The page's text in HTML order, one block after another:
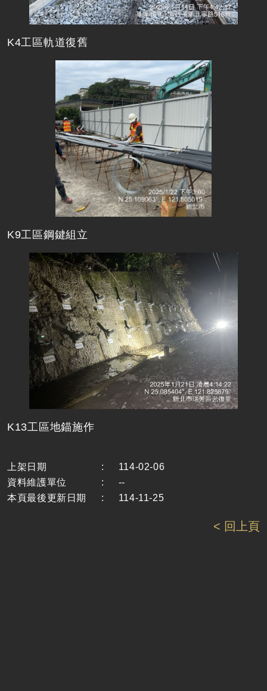
K4工區軌道復舊
K9工區鋼鍵組立
K13工區地錨施作
上架日期 :
114-02-06
資料維護單位
:
--
本頁最後更新日期
: 114-11-25
< 回上頁